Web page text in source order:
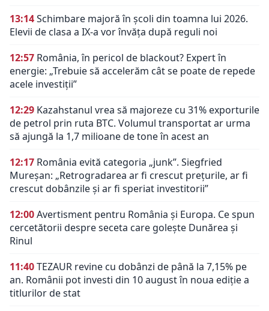
13:14Schimbare majoră în școli din toamna lui 2026.
Elevii de clasa a IX-a vor învăța după reguli noi
12:57 România, în pericol de blackout? Expert în
energie: „Trebuie să accelerăm cât se poate de repede
acele investiții”
12:29 Kazahstanul vrea să majoreze cu 31% exporturile
de petrol prin ruta BTC. Volumul transportat ar urma
să ajungă la 1,7 milioane de tone în acest an
12:17 România evită categoria „junk”. Siegfried
Mureșan: „Retrogradarea ar fi crescut preţurile, ar fi
crescut dobânzile şi ar fi speriat investitorii”
12:00Avertisment pentru România și Europa. Ce spun
cercetătorii despre seceta care golește Dunărea și
Rinul
11:40TEZAUR revine cu dobânzi de până la 7,15% pe
an. Românii pot investi din 10 august în noua ediție a
titlurilor de stat